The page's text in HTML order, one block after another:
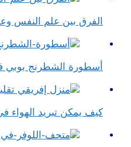
الفرق بين علم النفس
أسطورة الشطرنج بوبي
كيف يمكن تبريد الهواء